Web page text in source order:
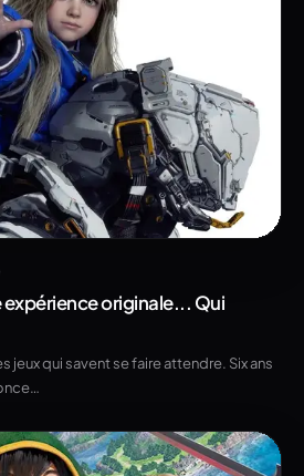
originale... Qui
jeux qui savent se faire attendre. Six ans